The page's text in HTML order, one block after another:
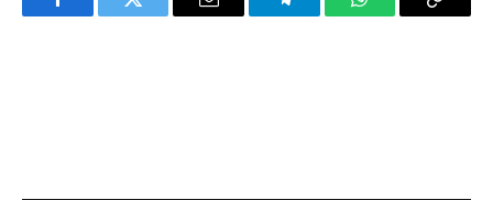
FacebookTwitter Email TelegramWhatsAppCopy